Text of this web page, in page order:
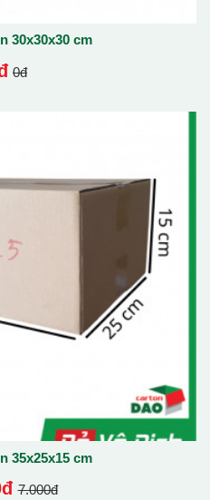
30x30x30 cm
0đ
35x25x15 cm
7.000đ